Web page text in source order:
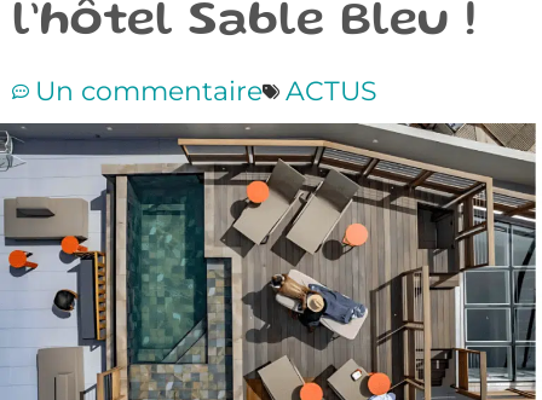
l’hôtel Sable Bleu !
Un commentaire ACTUS